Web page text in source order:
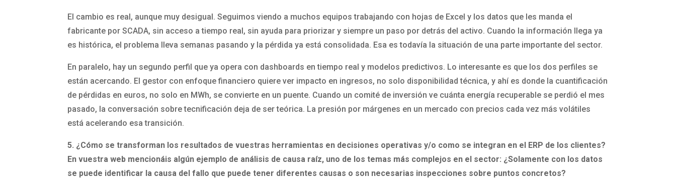
El cambio es real, aunque muy desigual. Seguimos viendo a muchos equipos trabajando con hojas de Excel y los datos que les manda el
fabricante por SCADA, sin acceso a tiempo real, sin ayuda para priorizar y siempre un paso por detrás del activo. Cuando la información llega ya
es histórica, el problema lleva semanas pasando y la pérdida ya está consolidada. Esa es todavía la situación de una parte importante del sector.
En paralelo, hay un segundo perfil que ya opera con dashboards en tiempo real y modelos predictivos. Lo interesante es que los dos perfiles se
están acercando. El gestor con enfoque financiero quiere ver impacto en ingresos, no solo disponibilidad técnica, y ahí es donde la cuantificación
de pérdidas en euros, no solo en MWh, se convierte en un puente. Cuando un comité de inversión ve cuánta energía recuperable se perdió el mes
pasado, la conversación sobre tecnificación deja de ser teórica. La presión por márgenes en un mercado con precios cada vez más volátiles
está acelerando esa transición.
5. ¿Cómo se transforman los resultados de vuestras herramientas en decisiones operativas y/o como se integran en el ERP de los clientes?
En vuestra web mencionáis algún ejemplo de análisis de causa raíz, uno de los temas más complejos en el sector: ¿Solamente con los datos
se puede identificar la causa del fallo que puede tener diferentes causas o son necesarias inspecciones sobre puntos concretos?